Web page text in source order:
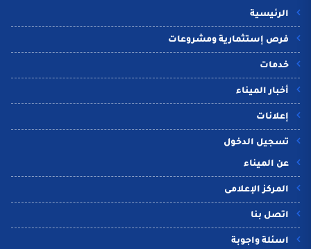
الرئيسية
فرص إستثمارية ومشروعات
خدمات
أخبار الميناء
إعلانات
تسجيل الدخول
عن الميناء
المركز الإعلامى
اتصل بنا
اسئلة واجوبة